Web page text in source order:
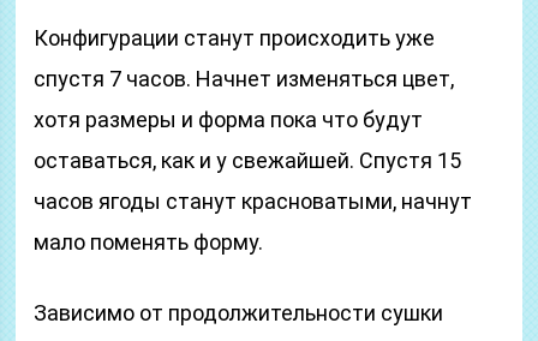
Конфигурации станут происходить уже
спустя 7 часов. Начнет изменяться цвет,
хотя размеры и форма пока что будут
оставаться, как и у свежайшей. Спустя 15
часов ягоды станут красноватыми, начнут
мало поменять форму.
Зависимо от продолжительности сушки